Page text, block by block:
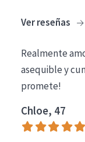
Limpieza
COLECCIÓN
Essentials
Lift+
Ver reseñas
Realmente
asequible y
promete!
Chloe, 47